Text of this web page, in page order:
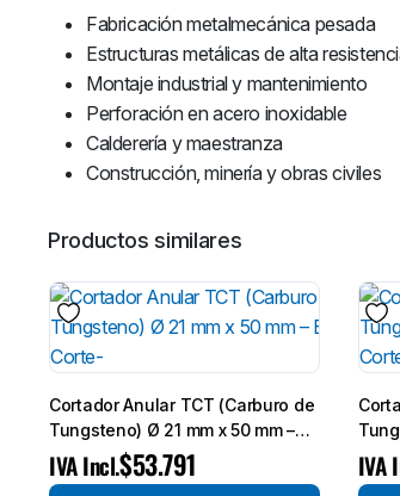
Fabricación metalmecánica pesada
Estructuras metálicas de alta
Montaje industrial y mantenimiento
Perforación en acero inoxidable
Calderería y maestranza
Construcción, minería y obras civiles
Productos similares
Cortador Anular TCT (Carburo de
Tungsteno) Ø 21 mm x 50 mm –
Broca de Corte-
$53.791
IVA Incl. IVA